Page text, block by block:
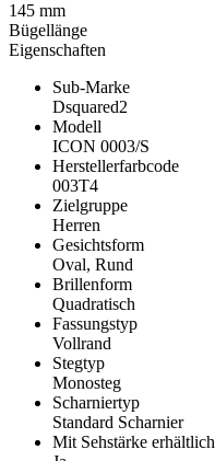
Eigenschaften
Sub-Marke
Dsquared2
Modell
ICON 0003/S
Herstellerfarbcode
003T4
Zielgruppe
Herren
Gesichtsform
Oval, Rund
Brillenform
Quadratisch
Fassungstyp
Vollrand
Stegtyp
Monosteg
Scharniertyp
Standard Scharnier
Mit Sehstärke erhältlich
145 mm
Bügellänge